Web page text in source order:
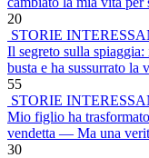
20
STORIE
Il segreto sulla
busta e ha sussurrato la
55
STORIE
Mio figlio ha
vendetta — Ma una
30